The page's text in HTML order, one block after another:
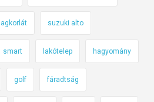
suzuki alto
smart lakótelep hagyomány
golf fáradtság